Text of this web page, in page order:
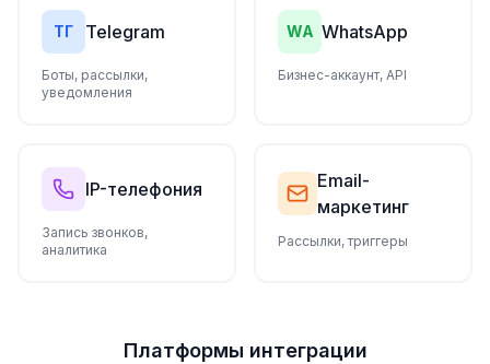
ТГ Telegram
Боты, рассылки,
уведомления
WA WhatsApp
Бизнес-аккаунт, API
IP-телефония
Запись звонков,
аналитика
Email-
маркетинг
Рассылки, триггеры
Платформы интеграции